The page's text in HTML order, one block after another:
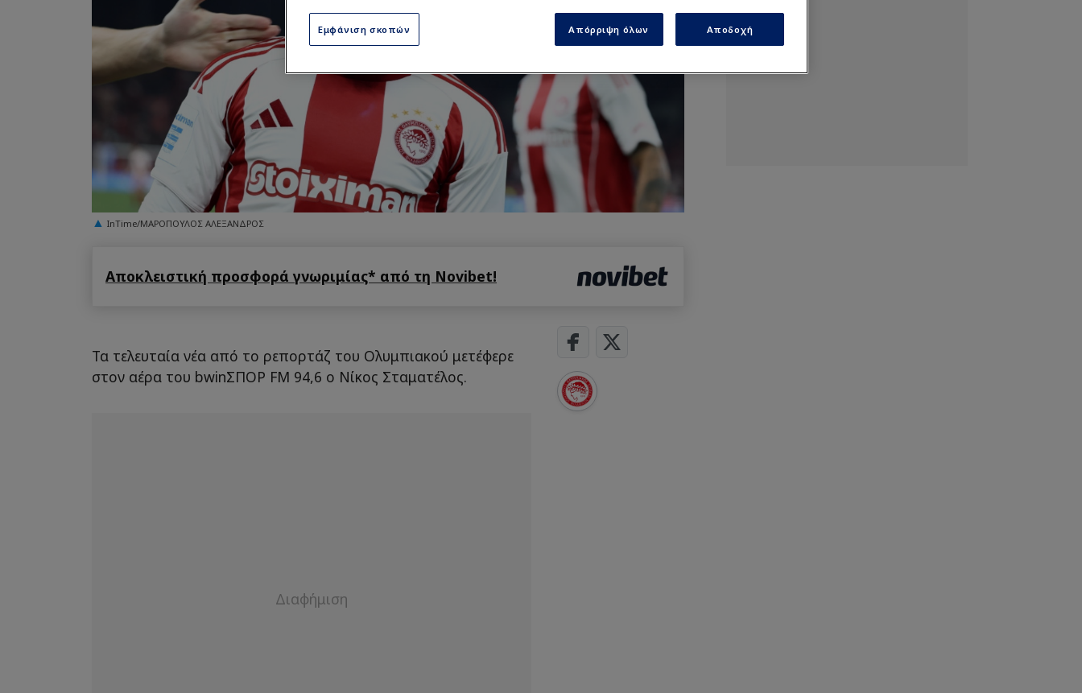
InTime/ΜΑΡΟΠΟΥΛΟΣ ΑΛΕΞΑΝΔΡΟΣ
Αποκλειστική προσφορά γνωριμίας* από τη Novibet!
Τα τελευταία νέα από το ρεπορτάζ του Ολυμπιακού μετέφερε
στον αέρα του bwinΣΠΟΡ FM 94,6 ο Νίκος Σταματέλος.
Εμφάνιση σκοπών Απόρριψη όλων Αποδοχή